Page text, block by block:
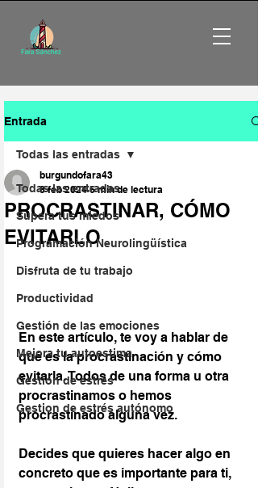
Entrada
Todas las entradas
Supera tus miedos
Programación Neurolingüística
Disfruta de tu trabajo
Productividad
Gestión de las emociones
Mejora tu autoestima
Gestión de estrés
Gestion de estrés autónomo
Todas las entradas
PROCRASTINAR, CÓMO
EVITARLO
burgundofara43
8 feb 2024 6 min de lectura
En este artículo, te voy a hablar de
qué es la procrastinación y cómo
evitarla. Todos de una forma u otra
procrastinamos o hemos
procrastinado alguna vez.
Decides que quieres hacer algo en
concreto que es importante para ti,